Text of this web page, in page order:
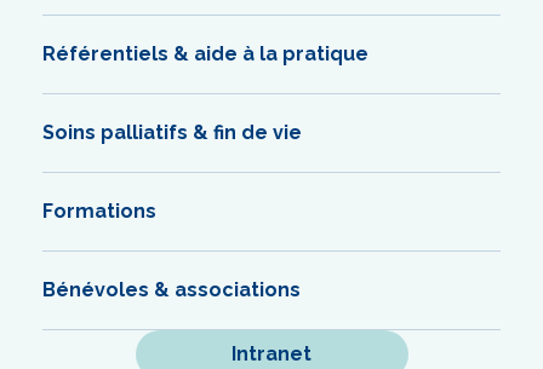
Référentiels & aide à la pratique
Soins palliatifs & fin de vie
Formations
Bénévoles & associations
Intranet